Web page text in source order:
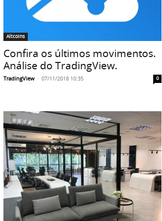
Altcoins
Confira os últimos movimentos.
Análise do TradingView.
TradingView - 07/11/2018 10:35 0